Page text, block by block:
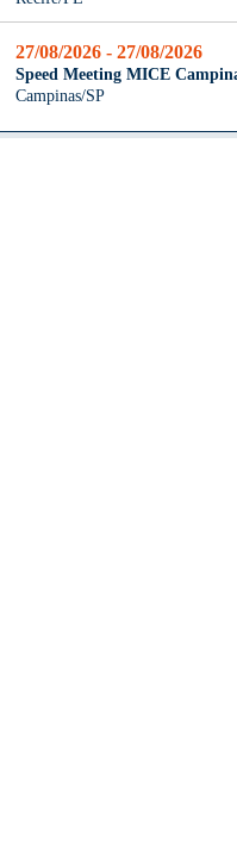
27/08/2026 - 27/08/2026
Speed Meeting MICE
Campinas/SP